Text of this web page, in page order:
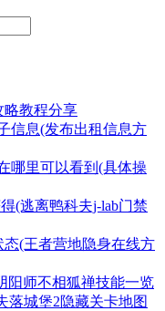
略教程分享
信息(发布出租信息方
哪里可以看到(具体操
(逃离鸭科夫j-lab门禁
(王者营地隐身在线方
阳师不相狐禅技能一览
落城堡2隐藏关卡地图